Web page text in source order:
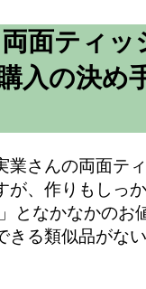
面ティッ
入の決め
業さんの両面テ
が、作りもしっ
となかなかのお
きる類似品がな